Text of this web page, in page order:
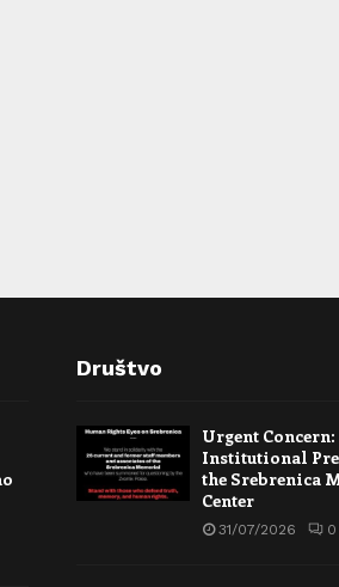
Društvo
Urgent
Institutional
the Srebrenica
Center
31/07/2026 0